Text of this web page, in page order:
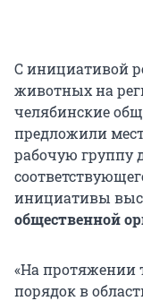
С инициативой
животных на
челябинские
предложили
рабочую группу
инициативы
общественной
«На протяжении
порядок в